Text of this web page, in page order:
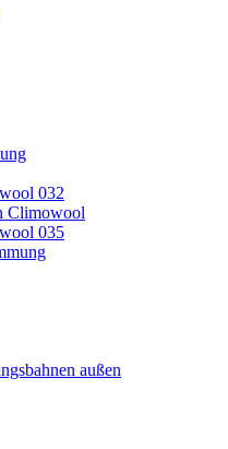
032
Climowool
035
außen